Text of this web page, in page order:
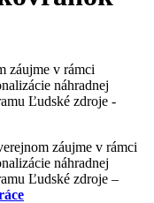
záujme v rámci
náhradnej
Ľudské zdroje -
záujme v rámci
náhradnej
Ľudské zdroje –